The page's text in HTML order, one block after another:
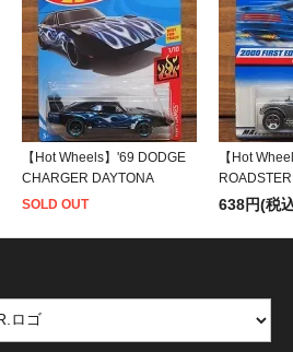
【Hot Wheels】'69 DODGE
CHARGER DAYTONA
SOLD OUT
【Hot
ROADSTER
638円(税